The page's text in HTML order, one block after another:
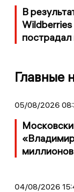
В
Главные
05/08/2026
04/08/2026